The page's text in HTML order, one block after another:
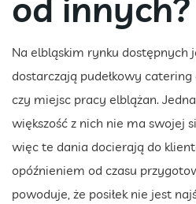
Na elbląskim rynku
dostarczają pudełkowy
czy miejsc pracy elblążan.
większość z nich nie ma swojej
więc te dania docierają do
opóźnieniem od czasu
powoduje, że posiłek nie jest